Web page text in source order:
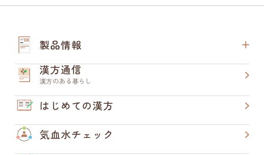
製品情報
漢方通信
漢方のある暮らし
はじめての漢方
気血水チェック